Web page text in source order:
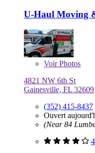
U-Haul Moving
VoirPhotos
4821 NW 6th St
Gainesville, FL 32609
(352) 415-8437
Ouvert
(Near 84